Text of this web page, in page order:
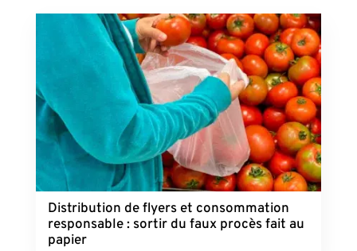
Distribution de flyers et consommation
responsable : sortir du faux procès fait au
papier